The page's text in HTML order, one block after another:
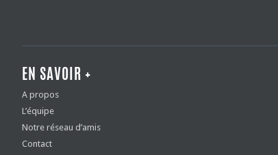
EN SAVOIR +
A propos
L’équipe
Notre réseau d’amis
Contact